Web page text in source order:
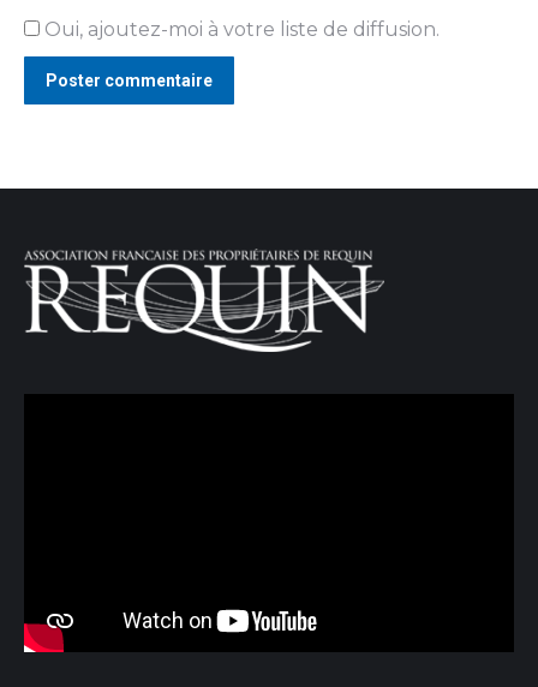
Oui, ajoutez-moi à votre liste de diffusion.
Poster commentaire